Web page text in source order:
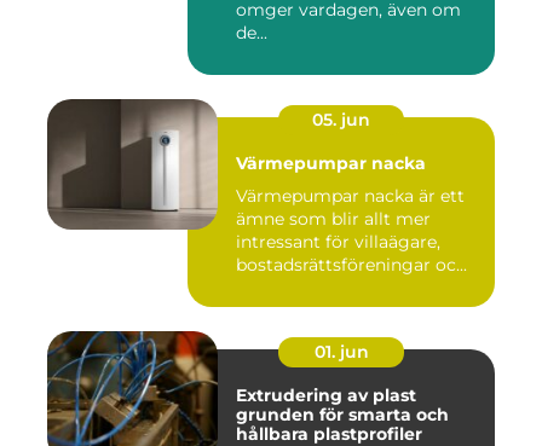
omger vardagen, även om
de...
05. jun
Värmepumpar nacka
Värmepumpar nacka är ett
ämne som blir allt mer
intressant för villaägare,
bostadsrättsföreningar oc...
01. jun
Extrudering av plast
grunden för smarta och
hållbara plastprofiler